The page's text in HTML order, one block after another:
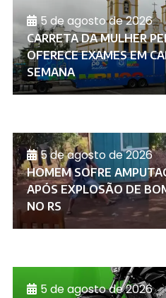
5 de agosto de 2026
CARRETA DA MULHER
OFERECE EXAMES EM
SEMANA
5 de agosto de 2026
HOMEM SOFRE
APÓS EXPLOSÃO DE
NO RS
5 de agosto de 2026